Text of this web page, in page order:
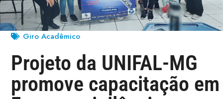
Giro Acadêmico
Projeto da UNIFAL-MG
promove capacitação em